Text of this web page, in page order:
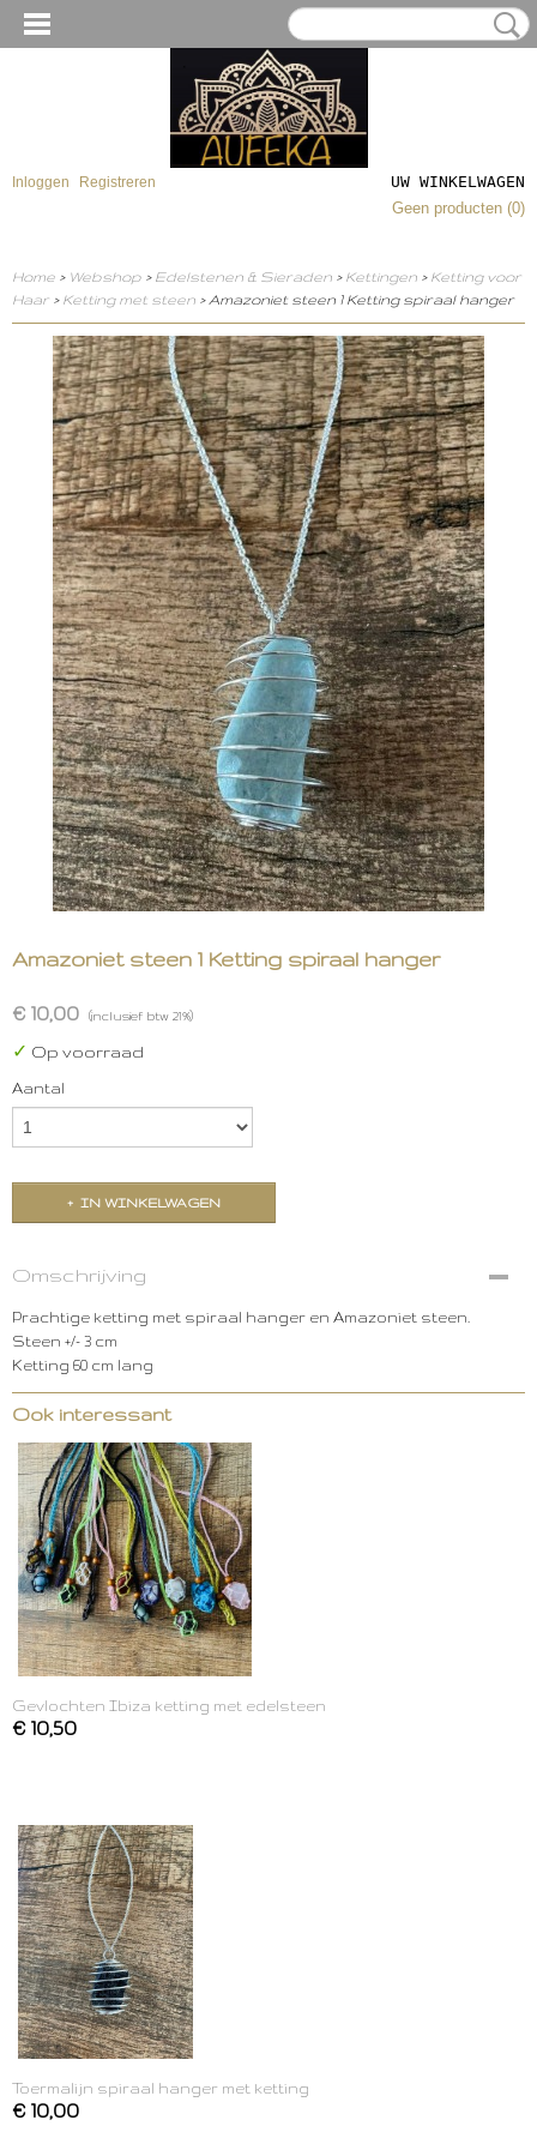
Inloggen Registreren
UW WINKELWAGEN
Geen producten (0)
Home > Webshop > Edelstenen & Sieraden > Kettingen > Ketting voor
Haar > Ketting met steen > Amazoniet steen 1 Ketting spiraal hanger
Amazoniet steen 1 Ketting spiraal hanger
€ 10,00 (inclusief btw 21%)
✓ Op voorraad
Aantal
IN WINKELWAGEN
Omschrijving
Prachtige ketting met spiraal hanger en Amazoniet steen.
Steen +/- 3 cm
Ketting 60 cm lang
Ook interessant
Gevlochten Ibiza ketting met edelsteen
€ 10,50
Toermalijn spiraal hanger met ketting
€ 10,00